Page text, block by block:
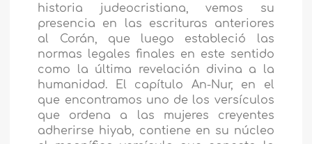
historia judeocristiana, vemos su
presencia en las escrituras anteriores
al Corán, que luego estableció las
normas legales finales en este sentido
como la última revelación divina a la
humanidad. El capítulo An-Nur, en el
que encontramos uno de los versículos
que ordena a las mujeres creyentes
adherirse hiyab, contiene en su núcleo